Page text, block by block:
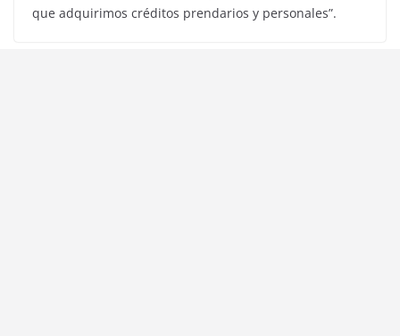
que adquirimos créditos prendarios y personales”.